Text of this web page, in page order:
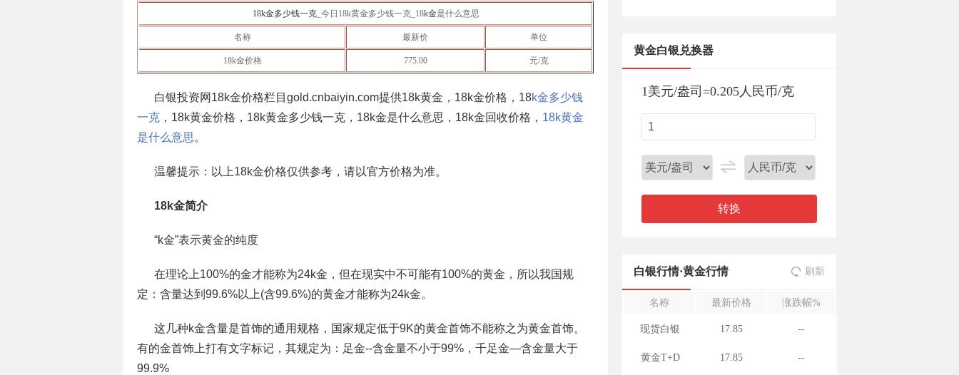
18k金多少钱一克_今日18k黄金多少钱一克_18k金是什么意思
名称 最新价 单位
18k金价格 775.00 元/克
白银投资网18k金价格栏目gold.cnbaiyin.com提供18k黄金，18k金价格，18k金多少钱
一克 ，18k黄金价格，18k黄金多少钱一克，18k金是什么意思，18k金回收价格， 18k黄金
是什么意思。
温馨提示：以上18k金价格仅供参考，请以官方价格为准。
18k金简介
“k金”表示黄金的纯度
在理论上100%的金才能称为24k金，但在现实中不可能有100%的黄金，所以我国规
定：含量达到99.6%以上(含99.6%)的黄金才能称为24k金。
这几种k金含量是首饰的通用规格，国家规定低于9K的黄金首饰不能称之为黄金首饰。
有的金首饰上打有文字标记，其规定为：足金--含金量不小于99%，千足金—含金量大于
99.9%
黄金白银兑换器
1美元/盎司 =0.205人民币/克
转换
白银行情·黄金行情 刷新
名称 最新价格 涨跌幅%
现货白银 17.85 --
黄金T+D 17.85 --